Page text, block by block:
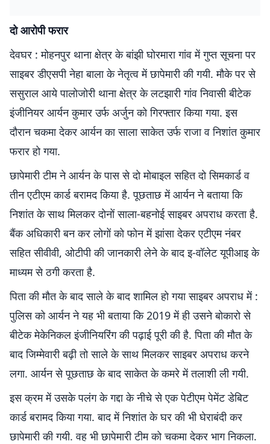
दो आरोपी फरार
देवघर : मोहनपुर थाना क्षेत्र के बांझी घोरमारा गांव में गुप्त सूचना पर
साइबर डीएसपी नेहा बाला के नेतृत्व में छापेमारी की गयी. मौके पर से
ससुराल आये पालोजोरी थाना क्षेत्र के लटझारी गांव निवासी बीटेक
इंजीनियर आर्यन कुमार उर्फ अर्जुन को गिरफ्तार किया गया. इस
दौरान चकमा देकर आर्यन का साला साकेत उर्फ राजा व निशांत कुमार
फरार हो गया.
छापेमारी टीम ने आर्यन के पास से दो मोबाइल सहित दो सिमकार्ड व
तीन एटीएम कार्ड बरामद किया है. पूछताछ में आर्यन ने बताया कि
निशांत के साथ मिलकर दोनों साला-बहनोई साइबर अपराध करता है.
बैंक अधिकारी बन कर लोगों को फोन में झांसा देकर एटीएम नंबर
सहित सीवीवी, ओटीपी की जानकारी लेने के बाद इ-वॉलेट यूपीआइ के
माध्यम से ठगी करता है.
पिता की मौत के बाद साले के बाद शामिल हो गया साइबर अपराध में :
पुलिस को आर्यन ने यह भी बताया कि 2019 में ही उसने बोकारो से
बीटेक मेकेनिकल इंजीनियरिंग की पढ़ाई पूरी की है. पिता की मौत के
बाद जिम्मेवारी बढ़ी तो साले के साथ मिलकर साइबर अपराध करने
लगा. आर्यन से पूछताछ के बाद साकेत के कमरे में तलाशी ली गयी.
इस क्रम में उसके पलंग के गद्दा के नीचे से एक पेटीएम पेमेंट डेबिट
कार्ड बरामद किया गया. बाद में निशांत के घर की भी घेराबंदी कर
छापेमारी की गयी. वह भी छापेमारी टीम को चकमा देकर भाग निकला.